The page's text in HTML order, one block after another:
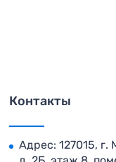
Контакты
Адрес: 127015, г.